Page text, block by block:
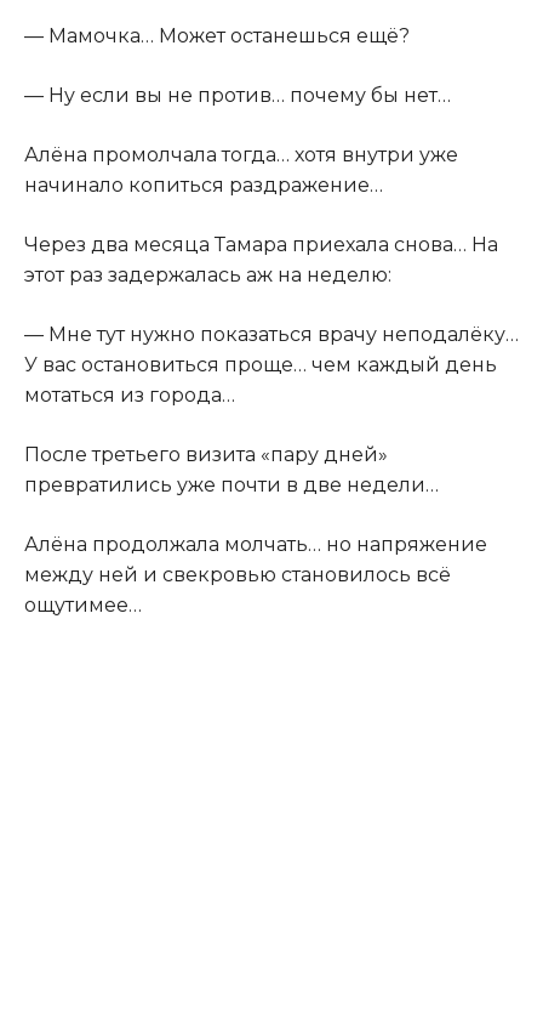
— Мамочка… Может останешься ещё?
— Ну если вы не против… почему бы нет…
Алёна промолчала тогда… хотя внутри уже
начинало копиться раздражение…
Через два месяца Тамара приехала снова… На
этот раз задержалась аж на неделю:
— Мне тут нужно показаться врачу неподалёку…
У вас остановиться проще… чем каждый день
мотаться из города…
После третьего визита «пару дней»
превратились уже почти в две недели…
Алёна продолжала молчать… но напряжение
между ней и свекровью становилось всё
ощутимее…